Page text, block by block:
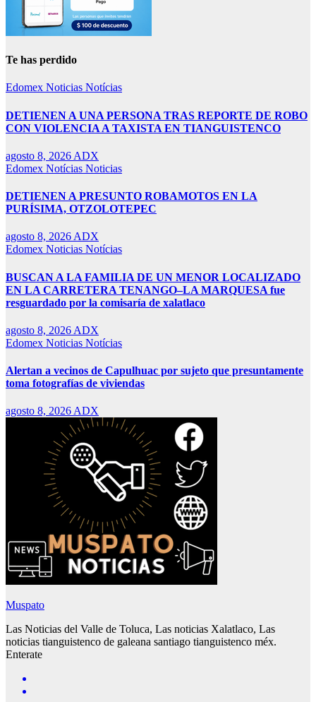
Te has perdido
Edomex Noticias Notícias
DETIENEN A UNA PERSONA TRAS REPORTE DE ROBO
CON VIOLENCIA A TAXISTA EN TIANGUISTENCO
agosto 8, 2026 ADX
Edomex Notícias Noticias
DETIENEN A PRESUNTO ROBAMOTOS EN LA
PURÍSIMA, OTZOLOTEPEC
agosto 8, 2026 ADX
Edomex Noticias Notícias
BUSCAN A LA FAMILIA DE UN MENOR LOCALIZADO
EN LA CARRETERA TENANGO–LA MARQUESA fue
resguardado por la comisaría de xalatlaco
agosto 8, 2026 ADX
Edomex Noticias Notícias
Alertan a vecinos de Capulhuac por sujeto que presuntamente
toma fotografías de viviendas
agosto 8, 2026 ADX
Muspato
Las Noticias del Valle de Toluca, Las noticias Xalatlaco, Las
noticias tianguistenco de galeana santiago tianguistenco méx.
Enterate